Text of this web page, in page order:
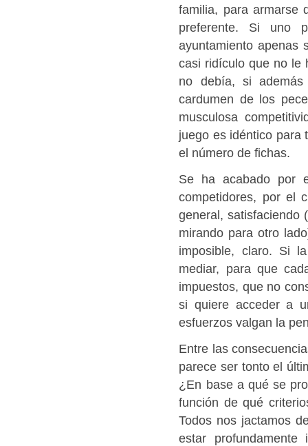
familia, para armarse
preferente. Si uno
ayuntamiento apenas
casi ridículo que no le
no debía, si
cardumen de los
musculosa
juego es idéntico para
el número de fichas.
Se ha acabado por
competidores, por el
general, satisfaciendo
mirando para otro
imposible, claro. Si
mediar, para que
impuestos, que no
si quiere acceder a
esfuerzos valgan la
Entre las
parece ser tonto el
¿En base a qué se
función de qué
Todos nos jactamos
estar